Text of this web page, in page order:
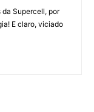
da Supercell, por
E claro, viciado